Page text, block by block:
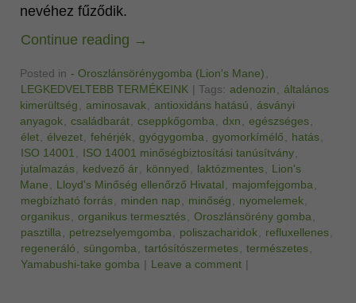
nevéhez fűződik.
Continue reading →
Posted in - Oroszlánsörénygomba (Lion's Mane)
LEGKEDVELTEBB TERMÉKEINK | Tags: adenozin
általános
kimerültség
aminosavak antioxidáns hatású
ásványi
anyagok
családbarát cseppkőgomba dxn egészséges
élet
élvezet fehérjék gyógygomba gyomorkímélő hatás
ISO 14001
ISO 14001 minőségbiztosítási tanúsítvány
jutalmazás
kedvező ár könnyed laktózmentes
Lion's
Mane
Lloyd's Minőség ellenőrző Hivatal majomfejgomba
megbízható forrás
minden nap minőség nyomelemek
organikus
organikus termesztés Oroszlánsörény gomba
pasztilla
petrezselyemgomba poliszacharidok refluxellenes
regeneráló
süngomba tartósítószermetes természetes
Yamabushi-take gomba | Leave a comment |